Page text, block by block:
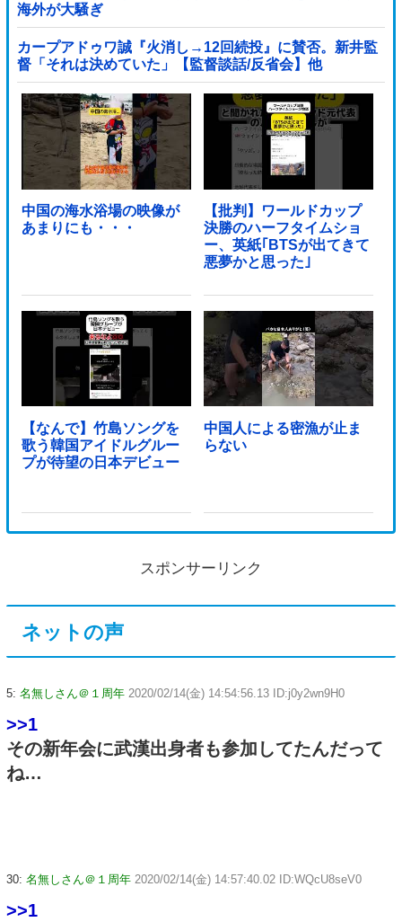
海外が大騒ぎ
カープアドゥワ誠『火消し→12回続投』に賛否。新井監
督「それは決めていた」【監督談話/反省会】他
中国の海水浴場の映像が
あまりにも・・・
【批判】ワールドカップ
決勝のハーフタイムショ
ー、英紙｢BTSが出てきて
悪夢かと思った｣
【なんで】竹島ソングを
歌う韓国アイドルグルー
プが待望の日本デビュー
中国人による密漁が止ま
らない
スポンサーリンク
ネットの声
5: 名無しさん＠１周年 2020/02/14(金) 14:54:56.13 ID:j0y2wn9H0
>>1
その新年会に武漢出身者も参加してたんだって
ね…
30: 名無しさん＠１周年 2020/02/14(金) 14:57:40.02 ID:WQcU8seV0
>>1